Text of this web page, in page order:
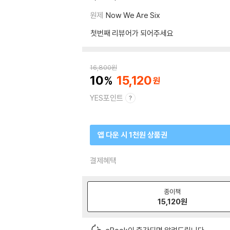
원제 Now We Are Six
첫번째 리뷰어가 되어주세요
16,800원
10 15,120
YES포인트
앱 다운 시 1천원 상품권
결제혜택
종이책
15,120원